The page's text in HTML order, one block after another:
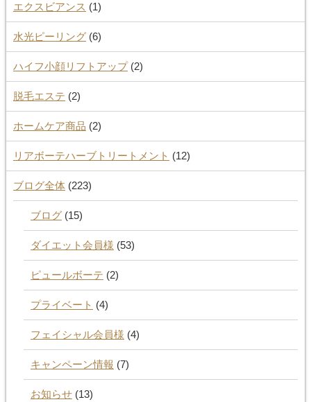
エクスビアンス (1)
水光ピーリング(6)
ハイフ小顔リフトアップ(2)
脱毛エステ (2)
ホームケア商品 (2)
リアボーテハーブトリートメント (12)
ブログ全体(223)
ブログ(15)
ダイエット会員様 (53)
ピュールボーテ (2)
プライベート (4)
フェイシャル会員様 (4)
キャンペーン情報 (7)
お知らせ(13)